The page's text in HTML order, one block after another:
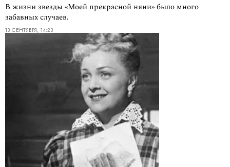
В жизни звезды «Моей прекрасной няни» было много
забавных случаев.
13 СЕНТЯБРЯ, 14:23